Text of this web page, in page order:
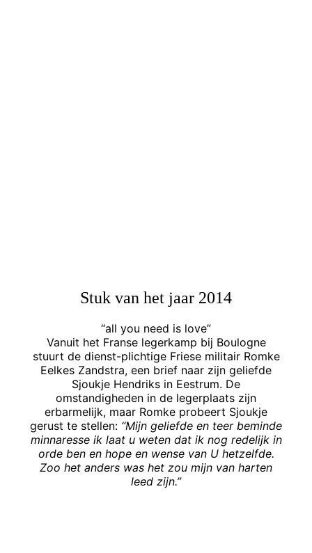
Stuk van het jaar 2014
“all you need is love”
Vanuit het Franse legerkamp bij Boulogne
stuurt de dienst-plichtige Friese militair Romke
Eelkes Zandstra, een brief naar zijn geliefde
Sjoukje Hendriks in Eestrum. De
omstandigheden in de legerplaats zijn
erbarmelijk, maar Romke probeert Sjoukje
gerust te stellen: “Mijn geliefde en teer beminde
minnaresse ik laat u weten dat ik nog redelijk in
orde ben en hope en wense van U hetzelfde.
Zoo het anders was het zou mijn van harten
leed zijn.”